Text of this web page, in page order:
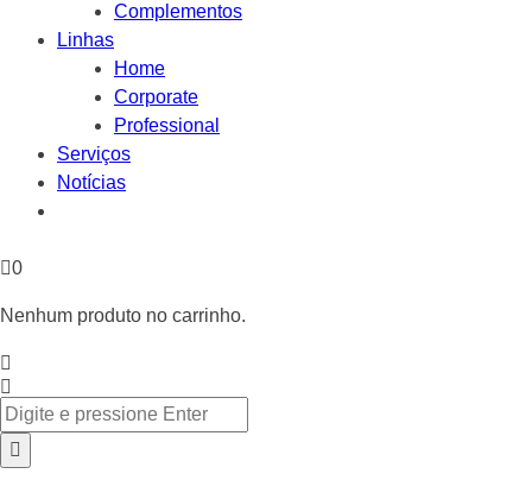
Complementos
Linhas
Home
Corporate
Professional
Serviços
Notícias
0
Nenhum produto no carrinho.